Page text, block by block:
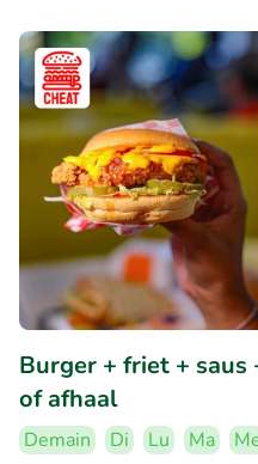
Burger + friet +
of afhaal
Demain Di Lu Ma